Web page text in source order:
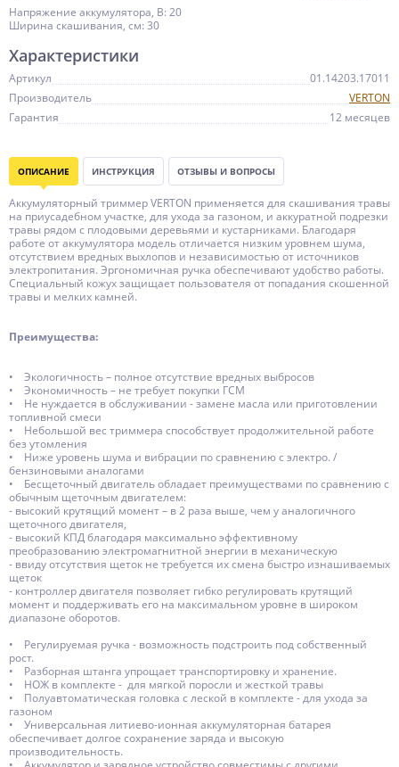
Напряжение аккумулятора, В: 20
Ширина скашивания, см: 30
Характеристики
Артикул
01.14203.17011
Производитель
VERTON
Гарантия
12 месяцев
ОПИСАНИЕ ИНСТРУКЦИЯ ОТЗЫВЫ И ВОПРОСЫ
Аккумуляторный триммер VERTON применяется для скашивания травы
на приусадебном участке, для ухода за газоном, и аккуратной подрезки
травы рядом с плодовыми деревьями и кустарниками. Благодаря
работе от аккумулятора модель отличается низким уровнем шума,
отсутствием вредных выхлопов и независимостью от источников
электропитания. Эргономичная ручка обеспечивают удобство работы.
Специальный кожух защищает пользователя от попадания скошенной
травы и мелких камней.
Преимущества:
• Экологичность – полное отсутствие вредных выбросов
• Экономичность – не требует покупки ГСМ
• Не нуждается в обслуживании - замене масла или приготовлении
топливной смеси
• Небольшой вес триммера способствует продолжительной работе
без утомления
• Ниже уровень шума и вибрации по сравнению с электро. /
бензиновыми аналогами
• Бесщеточный двигатель обладает преимуществами по сравнению с
обычным щеточным двигателем:
- высокий крутящий момент – в 2 раза выше, чем у аналогичного
щеточного двигателя,
- высокий КПД благодаря максимально эффективному
преобразованию электромагнитной энергии в механическую
- ввиду отсутствия щеток не требуется их смена быстро изнашиваемых
щеток
- контроллер двигателя позволяет гибко регулировать крутящий
момент и поддерживать его на максимальном уровне в широком
диапазоне оборотов.
• Регулируемая ручка - возможность подстроить под собственный
рост.
• Разборная штанга упрощает транспортировку и хранение.
• НОЖ в комплекте - для мягкой поросли и жесткой травы
• Полуавтоматическая головка с леской в комплекте - для ухода за
газоном
• Универсальная литиево-ионная аккумуляторная батарея
обеспечивает долгое сохранение заряда и высокую
производительность.